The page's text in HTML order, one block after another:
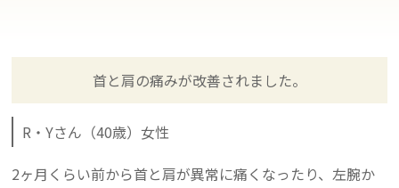
首と肩の痛みが改善されました。
R・Yさん（40歳）女性
2ヶ月くらい前から首と肩が異常に痛くなったり、左腕か